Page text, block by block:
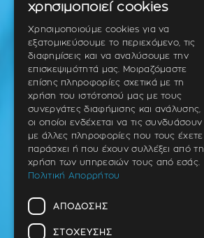
Πυλαία
Τριάδι
Νέο Ρύσιο
Επανομή
Περαία
Καλαμαριά
Πανόραμα
Χαριλάου
Ταβάκη – Θ. Λίτσα 10 (γωνία),
Θέρμη – Θεσσαλονίκη
χρησιμοποιεί cookies
Χρησιμοποιούμε cookies για να
εξατομικεύσουμε το περιεχόμενο, τις
διαφημίσεις και να αναλύσουμε την
επισκεψιμότητά μας. Μοιραζόμαστε
επίσης πληροφορίες σχετικά με τη
χρήση του ιστότοπού μας με τους
συνεργάτες διαφήμισης και ανάλυσης,
οι οποίοι ενδέχεται να τις συνδυάσουν
με άλλες πληροφορίες που τους έχετε
παράσχει ή που έχουν συλλέξει από τη
χρήση των υπηρεσιών τους από εσάς.
Πολιτική Απορρήτου
ΑΠΌΔΟΣΗΣ
ΣΤΌΧΕΥΣΗΣ